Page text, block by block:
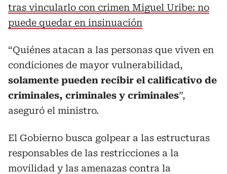
tras vincularlo con crimen Miguel Uribe: no
puede quedar en insinuación
“Quiénes atacan a las personas que viven en
condiciones de mayor vulnerabilidad,
solamente pueden recibir el calificativo de
criminales, criminales y criminales”,
aseguró el ministro.
El Gobierno busca golpear a las estructuras
responsables de las restricciones a la
movilidad y las amenazas contra la